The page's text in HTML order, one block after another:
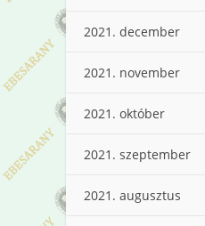
2021. december
2021. november
2021. október
2021. szeptember
2021. augusztus